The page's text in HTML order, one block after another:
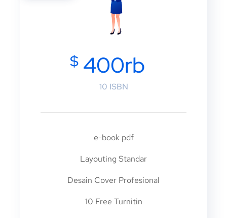
$400rb
10 ISBN
e-book pdf
Layouting Standar
Desain Cover Profesional
10 Free Turnitin